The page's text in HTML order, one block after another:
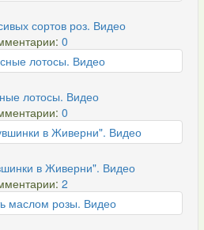
сортов роз. Видео
0
лотосы. Видео
0
в Живерни". Видео
2